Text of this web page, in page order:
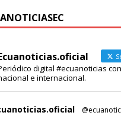
digital #ecuanoticias
e internacional.